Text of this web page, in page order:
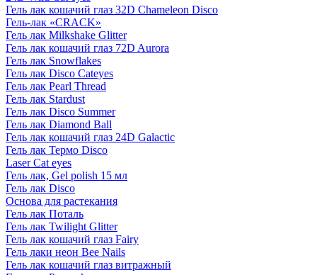
Гель лак кошачий глаз 32D Chameleon Disco
Гель-лак «CRACK»
Гель лак Milkshake Glitter
Гель лак кошачий глаз 72D Aurora
Гель лак Snowflakes
Гель лак Disco Cateyes
Гель лак Pearl Thread
Гель лак Stardust
Гель лак Disco Summer
Гель лак Diamond Ball
Гель лак кошачий глаз 24D Galactic
Гель лак Термо Disco
Laser Cat eyes
Гель лак, Gel polish 15 мл
Гель лак Disco
Основа для растекания
Гель лак Поталь
Гель лак Twilight Glitter
Гель лак кошачий глаз Fairy
Гель лаки неон Bee Nails
Гель лак кошачий глаз витражный